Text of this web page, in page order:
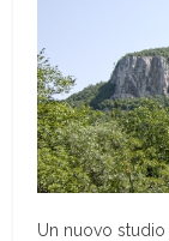
Un nuovo